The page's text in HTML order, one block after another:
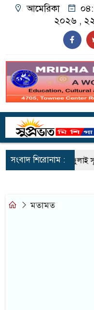
আমেরিকা
২০২৬ ,
সংবাদ শিরোনাম :
গ্রেপ্তার জুলাই স্মৃতি
মতামত